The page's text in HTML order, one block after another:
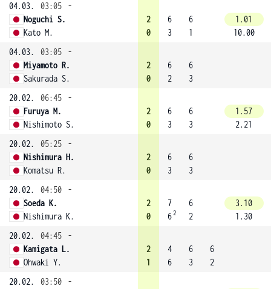
04.03.
03:05
-
Noguchi S.
Kato M.
2
0
6
3
6
1
1.01
10.00
04.03.
03:05
-
Miyamoto R.
Sakurada S.
2
0
6
2
6
3
20.02.
06:45
-
Furuya M.
Nishimoto S.
2
0
6
3
6
3
1.57
2.21
20.02.
05:25
-
Nishimura H.
Komatsu R.
2
0
6
3
6
3
20.02.
04:50
-
Soeda K.
Nishimura K.
2
0
7
62
6
2
3.10
1.30
20.02.
04:45
-
Kamigata L.
Ohwaki Y.
2
1
4
6
6
3
6
2
20.02.
03:50
-